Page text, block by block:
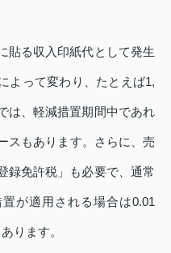
貼る収入印紙代として発生
よって変わり、たとえば1,
は、軽減措置期間中であれ
スもあります。さらに、売
録免許税」も必要で、通常
が適用される場合は0.01
ります。